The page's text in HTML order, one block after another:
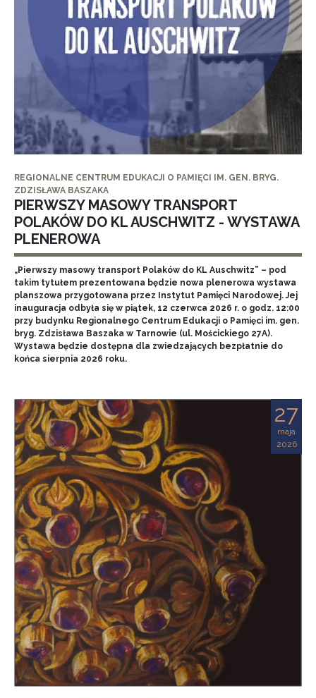
REGIONALNE CENTRUM EDUKACJI O PAMIĘCI IM. GEN. BRYG.
ZDZISŁAWA BASZAKA
PIERWSZY MASOWY TRANSPORT
POLAKÓW DO KL AUSCHWITZ - WYSTAWA
PLENEROWA
„Pierwszy masowy transport Polaków do KL Auschwitz” – pod
takim tytułem prezentowana będzie nowa plenerowa wystawa
planszowa przygotowana przez Instytut Pamięci Narodowej. Jej
inauguracja odbyła się w piątek, 12 czerwca 2026 r. o godz. 12:00
przy budynku Regionalnego Centrum Edukacji o Pamięci im. gen.
bryg. Zdzisława Baszaka w Tarnowie (ul. Mościckiego 27A).
Wystawa będzie dostępna dla zwiedzających bezpłatnie do
końca sierpnia 2026 roku.
27
maja
2026